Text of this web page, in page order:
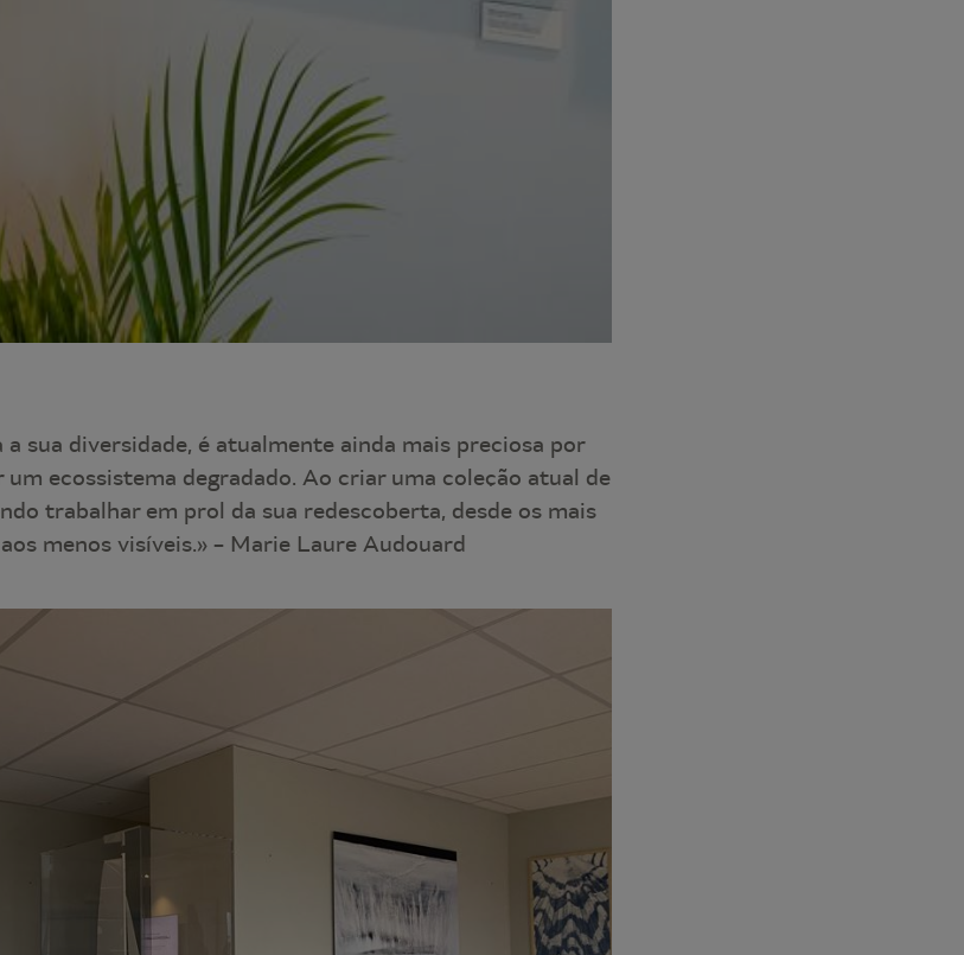
sua diversidade, é atualmente ainda mais preciosa por
ecossistema degradado. Ao criar uma coleção atual de
trabalhar em prol da sua redescoberta, desde os mais
menos visíveis.» – Marie Laure Audouard